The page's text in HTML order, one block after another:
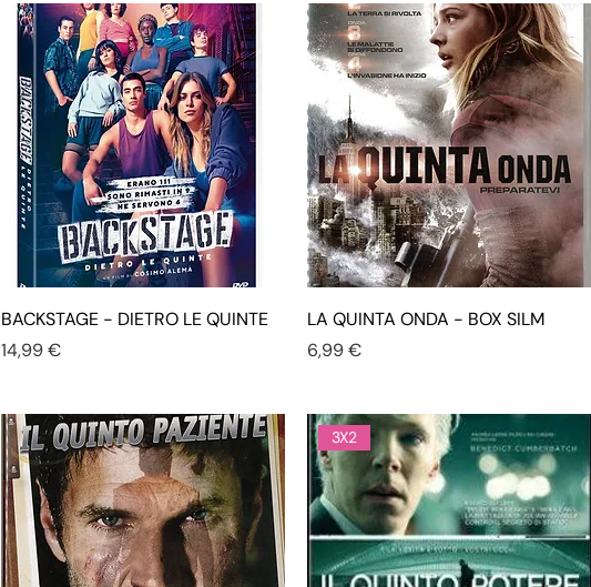
BACKSTAGE - DIETRO LE QUINTE
Prezzo
14,99 €
LA QUINTA ONDA - BOX SILM
Prezzo
6,99 €
3X2